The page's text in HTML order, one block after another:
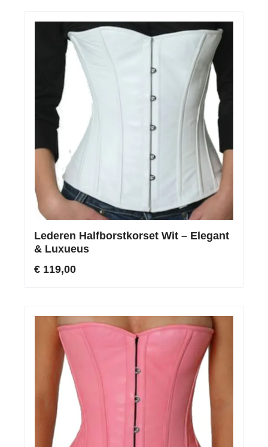
Lederen Halfborstkorset Wit – Elegant
& Luxueus
€ 119,00